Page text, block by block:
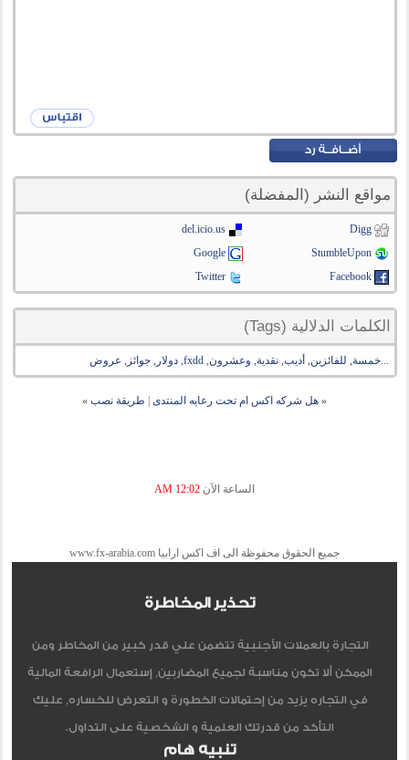
مواقع النشر (المفضلة)
Digg
del.icio.us
StumbleUpon
Google
Facebook
Twitter
الكلمات الدلالية (Tags)
...خمسة, للفائزين, أديب,نقدية, وعشرون,
fxdd
,دولار ,جوائز , عروض
« هل شركه اكس ام تحت رعايه المنتدى طريقة نصب »
الساعة الآن 12:02 AM
جميع الحقوق محفوظة الى اف اكس ارابيا www.fx-arabia.com
تحذير المخاطرة
التجارة بالعملات الأجنبية تتضمن علي قدر كبير من المخاطر ومن
الممكن ألا تكون مناسبة لجميع المضاربين, إستعمال الرافعة المالية
في التجاره يزيد من إحتمالات الخطورة و التعرض للخساره, عليك
التأكد من قدرتك العلمية و الشخصية على التداول.
تنبيه هام